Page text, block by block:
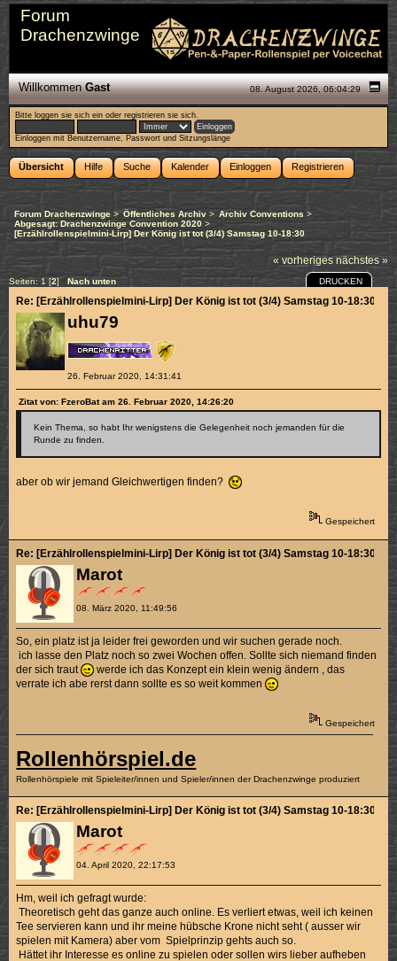
Forum
Drachenzwinge
08. August 2026, 06:04:29
WillkommenGast
Bitte loggen sie sich ein oderregistrieren sie sich.
Einloggen mit Benutzername, Passwort und Sitzungslänge
Übersicht Hilfe Suche Kalender Einloggen Registrieren
Forum Drachenzwinge > Öffentliches Archiv> Archiv Conventions >
Abgesagt: Drachenzwinge Convention 2020 >
[Erzählrollenspielmini-Lirp] Der König ist tot (3/4) Samstag 10-18:30
« vorheriges nächstes »
Seiten: 1 [2] Nach unten DRUCKEN
uhu79
26. Februar 2020, 14:31:41
Re: [Erzählrollenspielmini-Lirp] Der König ist tot (3/4) Samstag 10-18:30
Zitat von: FzeroBat am 26. Februar 2020, 14:26:20
Kein Thema, so habt Ihr wenigstens die Gelegenheit noch jemanden für die
Runde zu finden.
aber ob wir jemand Gleichwertigen finden?
Gespeichert
Marot
08. März 2020, 11:49:56
Re: [Erzählrollenspielmini-Lirp] Der König ist tot (3/4) Samstag 10-18:30
So, ein platz ist ja leider frei geworden und wir suchen gerade noch.
ich lasse den Platz noch so zwei Wochen offen. Sollte sich niemand finden
der sich traut
werde ich das Konzept ein klein wenig ändern , das
verrate ich abe rerst dann sollte es so weit kommen
Gespeichert
Rollenhörspiel.de
Rollenhörspiele mit Spieleiter/innen und Spieler/innen der Drachenzwinge produziert
Marot
04. April 2020, 22:17:53
Re: [Erzählrollenspielmini-Lirp] Der König ist tot (3/4) Samstag 10-18:30
Hm, weil ich gefragt wurde:
Theoretisch geht das ganze auch online. Es verliert etwas, weil ich keinen
Tee servieren kann und ihr meine hübsche Krone nicht seht ( ausser wir
spielen mit Kamera) aber vom Spielprinzip gehts auch so.
Hättet ihr Interesse es online zu spielen oder sollen wirs lieber aufheben